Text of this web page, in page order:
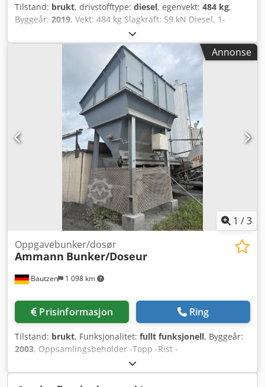
Tilstand: brukt, drivstofftype: diesel, egenvekt: 484 kg,
Byggeår: 2019, Vekt: 484 kg Slagkraft: 59 kN Diesel, 1-
sylindret Hatz-motor (1b40) Forover/bakover. Elektrisk start.
Dedjxw H Hcepfx Akcokr Platedbredde: 60 cm Pris per stk.:
3 400 euro, ekskl. MVA Flere på lager!
Annonse
1 /3
Bautzen 1 098 km
Oppgavebunker/dosør
Ammann Bunker/Doseur
Prisinformasjon Ring
Tilstand: brukt, Funksjonalitet: fullt funksjonell, Byggeår:
2003, Oppsamlingsbeholder -Topp -Rist -
Utlastings-/overføringsbånd -Transportbånd Dksdpfxezq S
Hzj Akcor